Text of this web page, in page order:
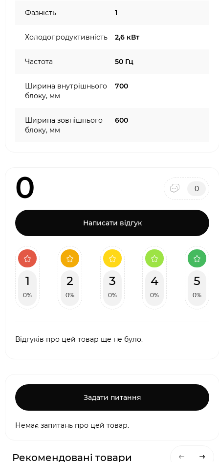
Фазність 1
Холодопродуктивність 2,6 кВт
Частота 50 Гц
Ширина внутрішнього
блоку, мм
700
Ширина зовнішнього
блоку, мм
600
0 0
Написати відгук
1
0%
2
0%
3
0%
4
0%
5
0%
Відгуків про цей товар ще не було.
Задати питання
Немає запитань про цей товар.
Рекомендовані товари